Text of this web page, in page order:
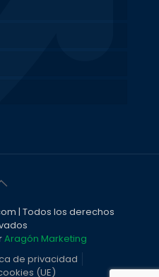
| Todos los derechos
Aragón Marketing
de privacidad
(UE)